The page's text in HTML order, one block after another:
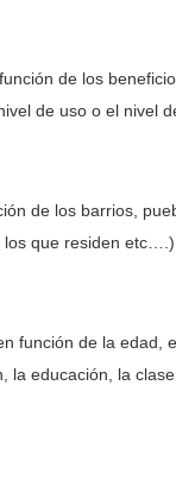
de los
de uso o el nivel
de los barrios,
los que residen etc….)
función de la edad,
la educación, la